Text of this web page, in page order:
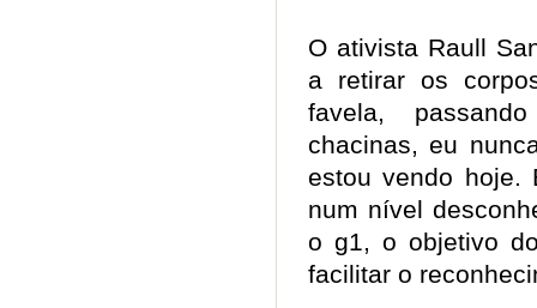
O ativista Raull
a retirar os
favela,
chacinas, eu
estou vendo hoje.
num nível
o g1, o objetivo
facilitar o